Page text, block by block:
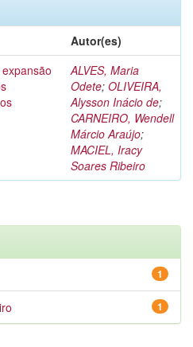
Autor(es)
ALVES, Maria
Odete; OLIVEIRA,
Alysson Inácio de;
CARNEIRO, Wendell
Márcio Araújo;
MACIEL, Iracy
Soares Ribeiro
1
1